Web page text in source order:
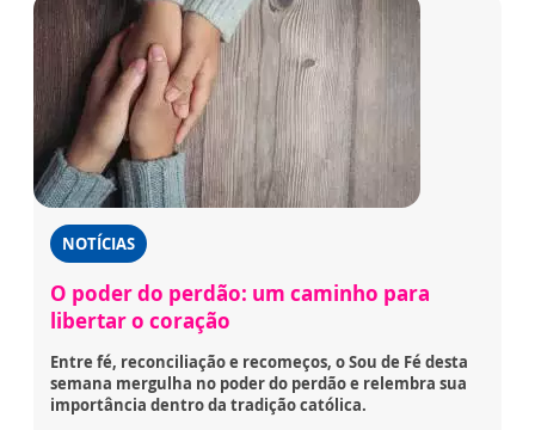
NOTÍCIAS
O poder do perdão: um caminho para
libertar o coração
Entre fé, reconciliação e recomeços, o Sou de Fé desta
semana mergulha no poder do perdão e relembra sua
importância dentro da tradição católica.